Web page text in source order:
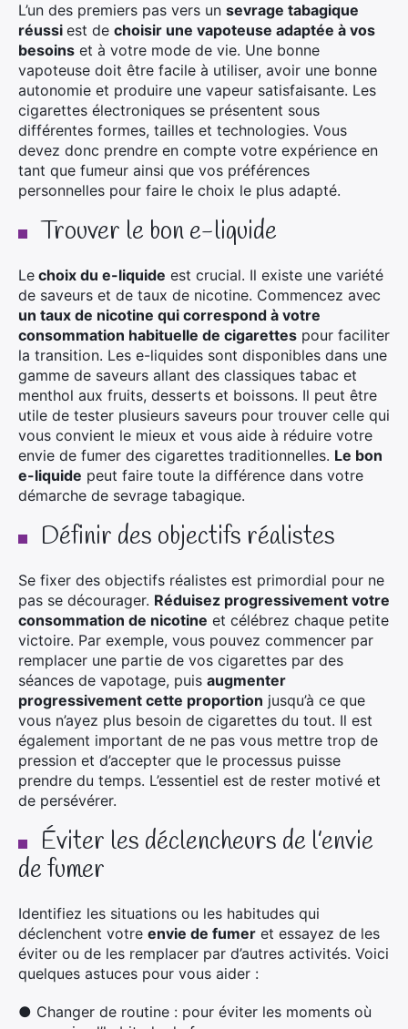
L’un des premiers pas vers un sevrage tabagique
réussi est de choisir une vapoteuse adaptée à vos
besoins et à votre mode de vie. Une bonne
vapoteuse doit être facile à utiliser, avoir une bonne
autonomie et produire une vapeur satisfaisante. Les
cigarettes électroniques se présentent sous
différentes formes, tailles et technologies. Vous
devez donc prendre en compte votre expérience en
tant que fumeur ainsi que vos préférences
personnelles pour faire le choix le plus adapté.
Trouver le bon e-liquide
Le choix du e-liquide est crucial. Il existe une variété
de saveurs et de taux de nicotine. Commencez avec
un taux de nicotine qui correspond à votre
consommation habituelle de cigarettes pour faciliter
la transition. Les e-liquides sont disponibles dans une
gamme de saveurs allant des classiques tabac et
menthol aux fruits, desserts et boissons. Il peut être
utile de tester plusieurs saveurs pour trouver celle qui
vous convient le mieux et vous aide à réduire votre
envie de fumer des cigarettes traditionnelles. Le bon
e-liquide peut faire toute la différence dans votre
démarche de sevrage tabagique.
Définir des objectifs réalistes
Se fixer des objectifs réalistes est primordial pour ne
pas se décourager. Réduisez progressivement votre
consommation de nicotine et célébrez chaque petite
victoire. Par exemple, vous pouvez commencer par
remplacer une partie de vos cigarettes par des
séances de vapotage, puis augmenter
progressivement cette proportion jusqu’à ce que
vous n’ayez plus besoin de cigarettes du tout. Il est
également important de ne pas vous mettre trop de
pression et d’accepter que le processus puisse
prendre du temps. L’essentiel est de rester motivé et
de persévérer.
Éviter les déclencheurs de l’envie
de fumer
Identifiez les situations ou les habitudes qui
déclenchent votre envie de fumer et essayez de les
éviter ou de les remplacer par d’autres activités. Voici
quelques astuces pour vous aider :
● Changer de routine : pour éviter les moments où